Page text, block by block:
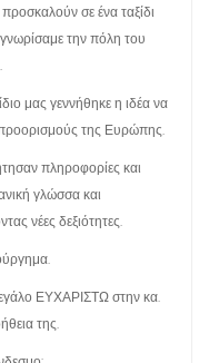
σε ένα ταξίδι
την πόλη του
μας γεννήθηκε η ιδέα να
της Ευρώπης.
πληροφορίες και
γλώσσα και
νέες δεξιότητες.
ΕΥΧΑΡΙΣΤΩ στην κα.
της.